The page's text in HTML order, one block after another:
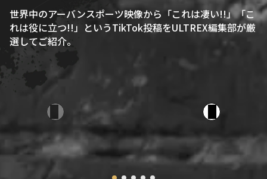
世界中のアーバンスポーツ映像から「これは凄い!!」「こ
れは役に立つ!!」というTikTok投稿をULTREX編集部が厳
選してご紹介。